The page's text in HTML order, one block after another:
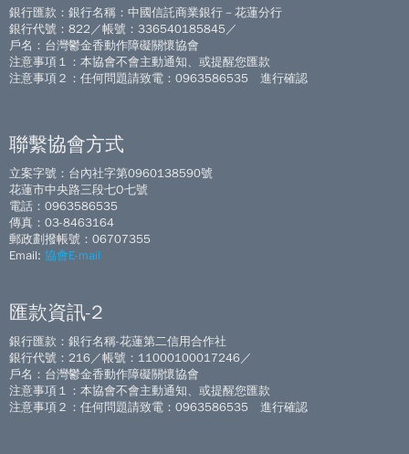
銀行匯款：銀行名稱：中國信託商業銀行－花蓮分行
銀行代號：822／帳號：336540185845／
戶名：台灣鬱金香動作障礙關懷協會
注意事項１：本協會不會主動通知、或提醒您匯款
注意事項２：任何問題請致電：0963586535 進行確認
聯繫協會方式
立案字號：台內社字第0960138590號
花蓮市中央路三段七O七號
電話：0963586535
傳真：03-8463164
郵政劃撥帳號：06707355
Email: 協會E-mail
匯款資訊-2
銀行匯款：銀行名稱-花蓮第二信用合作社
銀行代號：216／帳號：11000100017246／
戶名：台灣鬱金香動作障礙關懷協會
注意事項１：本協會不會主動通知、或提醒您匯款
注意事項２：任何問題請致電：0963586535 進行確認